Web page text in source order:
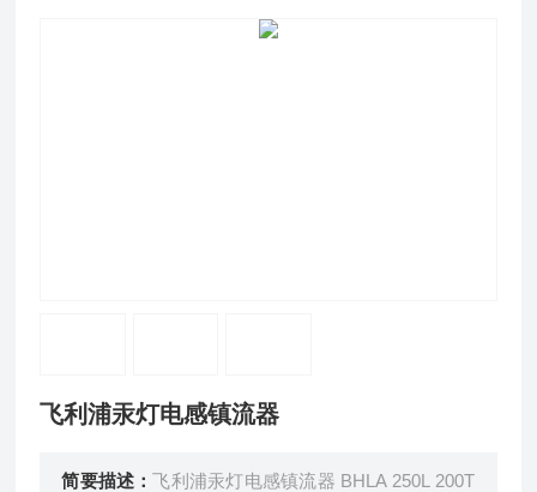
飞利浦汞灯电感镇流器
简要描述：飞利浦汞灯电感镇流器 BHLA 250L 200T